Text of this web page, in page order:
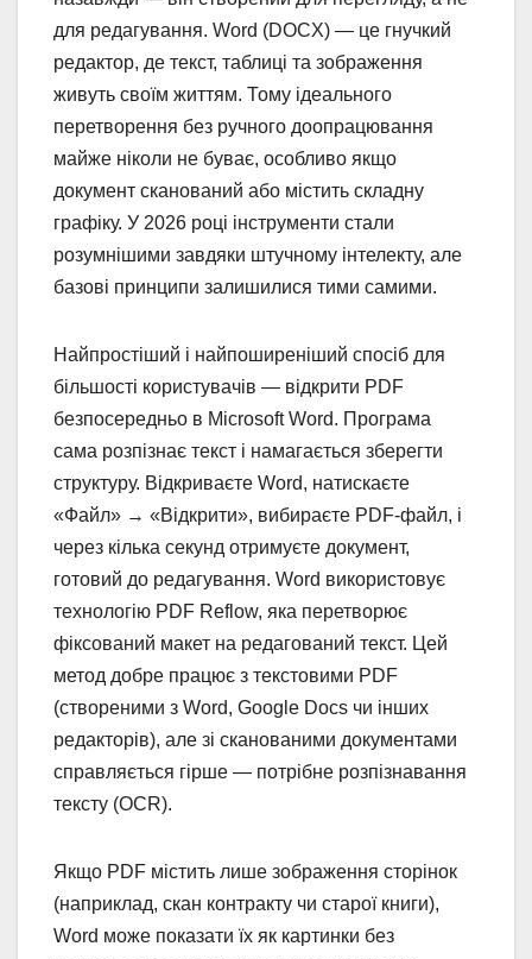
для редагування. Word (DOCX) — це гнучкий
редактор, де текст, таблиці та зображення
живуть своїм життям. Тому ідеального
перетворення без ручного доопрацювання
майже ніколи не буває, особливо якщо
документ сканований або містить складну
графіку. У 2026 році інструменти стали
розумнішими завдяки штучному інтелекту, але
базові принципи залишилися тими самими.
Найпростіший і найпоширеніший спосіб для
більшості користувачів — відкрити PDF
безпосередньо в Microsoft Word. Програма
сама розпізнає текст і намагається зберегти
структуру. Відкриваєте Word, натискаєте
«Файл» → «Відкрити», вибираєте PDF-файл, і
через кілька секунд отримуєте документ,
готовий до редагування. Word використовує
технологію PDF Reflow, яка перетворює
фіксований макет на редагований текст. Цей
метод добре працює з текстовими PDF
(створеними з Word, Google Docs чи інших
редакторів), але зі сканованими документами
справляється гірше — потрібне розпізнавання
тексту (OCR).
Якщо PDF містить лише зображення сторінок
(наприклад, скан контракту чи старої книги),
Word може показати їх як картинки без